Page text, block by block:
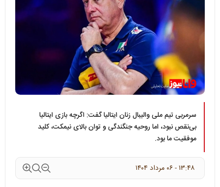
سرمربی تیم ملی والیبال زنان ایتالیا گفت: اگرچه بازی ایتالیا
بی‌نقص نبود، اما روحیه جنگندگی و توان بالای نیمکت، کلید
موفقیت ما بود.
۱۳:۴۸ - ۰۶ مرداد ۱۴۰۴